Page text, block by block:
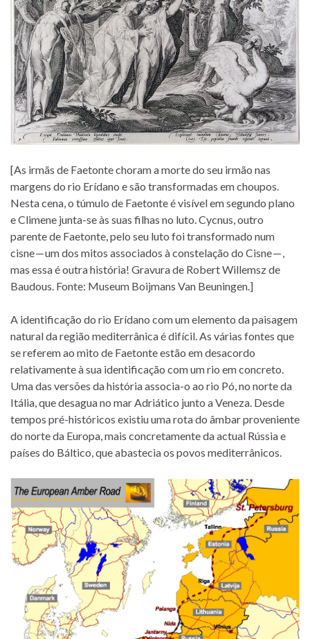
[As irmãs de Faetonte choram a morte do seu irmão nas
margens do rio Erídano e são transformadas em choupos.
Nesta cena, o túmulo de Faetonte é visível em segundo plano
e Climene junta-se às suas filhas no luto. Cycnus, outro
parente de Faetonte, pelo seu luto foi transformado num
cisne — um dos mitos associados à constelação do Cisne — ,
mas essa é outra história! Gravura de Robert Willemsz de
Baudous. Fonte: Museum Boijmans Van Beuningen.]
A identificação do rio Erídano com um elemento da paisagem
natural da região mediterrânica é difícil. As várias fontes que
se referem ao mito de Faetonte estão em desacordo
relativamente à sua identificação com um rio em concreto.
Uma das versões da história associa-o ao rio Pó, no norte da
Itália, que desagua no mar Adriático junto a Veneza. Desde
tempos pré-históricos existiu uma rota do âmbar proveniente
do norte da Europa, mais concretamente da actual Rússia e
países do Báltico, que abastecia os povos mediterrânicos.